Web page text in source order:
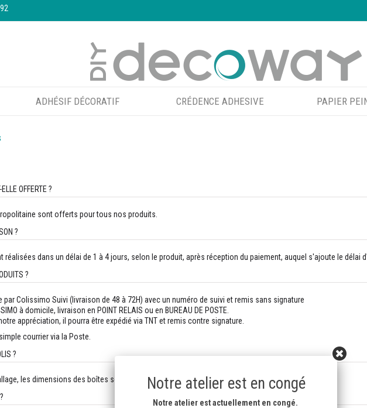
ADHÉSIF DÉCORATIF CRÉDENCE ADHESIVE PAPIER
OFFERTE ?
sont offerts pour tous nos produits.
?
réalisées dans un délai de 1 à 4 jours, selon le produit, après réception du paiement, auquel s'ajoute le délai
?
par Colissimo Suivi (livraison de 48 à 72H) avec un numéro de suivi et remis sans signature
à domicile, livraison en POINT RELAIS ou en BUREAU DE POSTE.
appréciation, il pourra être expédié via TNT et remis contre signature.
courrier via la Poste.
?
les dimensions des boîtes sont appropriées et vos articles sont protégés.
Notre atelier est en congé
Notre atelier est actuellement en congé.